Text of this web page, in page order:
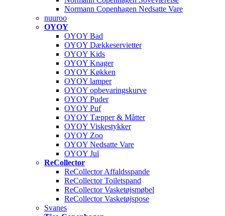
Normann Copenhagen Nedsatte Vare
nuuroo
OYOY
OYOY Bad
OYOY Dækkeservietter
OYOY Kids
OYOY Knager
OYOY Køkken
OYOY lamper
OYOY opbevaringskurve
OYOY Puder
OYOY Puf
OYOY Tæpper & Måtter
OYOY Viskestykker
OYOY Zoo
OYOY Nedsatte Vare
OYOY Jul
ReCollector
ReCollector Affaldsspande
ReCollector Toiletspand
ReCollector Vasketøjsmøbel
ReCollector Vasketøjspose
Svanes